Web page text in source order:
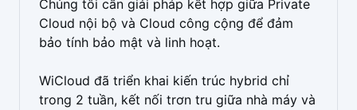
Chúng tôi cần giải pháp kết hợp giữa Private
Cloud nội bộ và Cloud công cộng để đảm
bảo tính bảo mật và linh hoạt.
WiCloud đã triển khai kiến trúc hybrid chỉ
trong 2 tuần, kết nối trơn tru giữa nhà máy và